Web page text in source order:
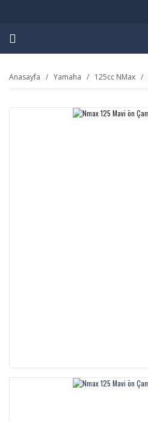
Anasayfa Yamaha 125cc NMax